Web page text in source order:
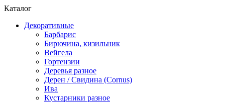
Каталог
Декоративные
Барбарис
Бирючина, кизильник
Вейгела
Гортензии
Деревья разное
Дерен / Свидина (Cornus)
Ива
Кустарники разное